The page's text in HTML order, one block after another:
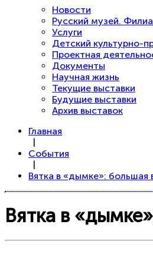
Новости
Русский музей.
Услуги
Детский культурно-
Проектная
Документы
Научная жизнь
Текущие выставки
Будущие выставки
Архив выставок
Главная
|
События
|
Вятка в «дымке»:
Вятка в